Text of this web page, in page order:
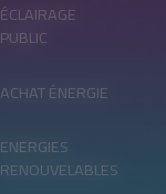
ÉCLAIRAGE
PUBLIC
ACHAT ÉNERGIE
ENERGIES
RENOUVELABLES